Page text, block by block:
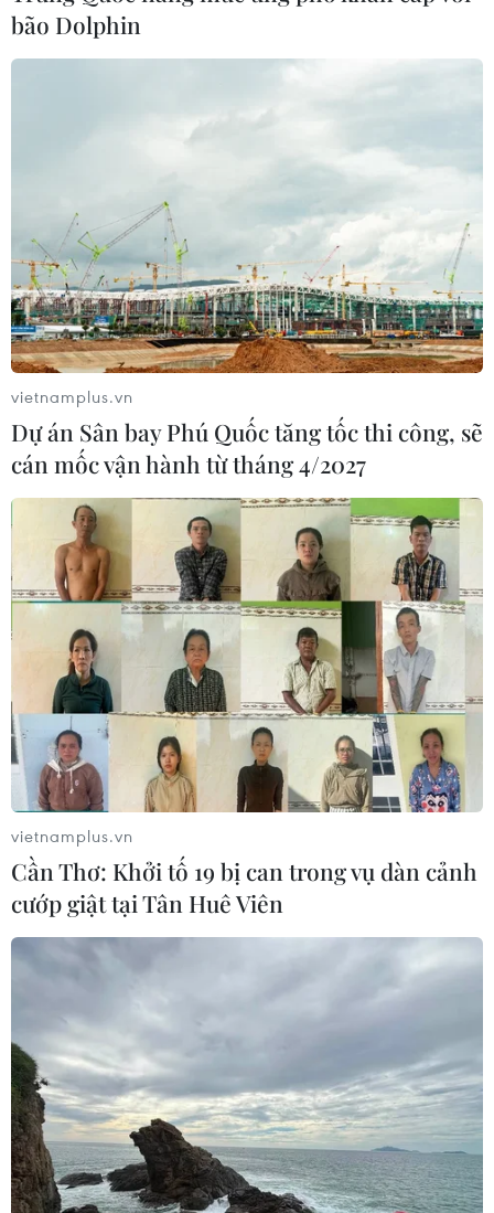
TIN CÙNG CHUYÊN MỤC
nghiên cứu, đào tạo và tư vấn chính
sách
08/08/2026 10:28
Chuyên gia Australia: Quan hệ Việt
Nam-Australia có độ tin cậy chính trị
bão Dolphin
vietnamplus.vn
Dự án Sân bay Phú Quốc tăng tốc thi công, sẽ
cán mốc vận hành từ tháng 4/2027
vietnamplus.vn
Cần Thơ: Khởi tố 19 bị can trong vụ dàn cảnh
cướp giật tại Tân Huê Viên